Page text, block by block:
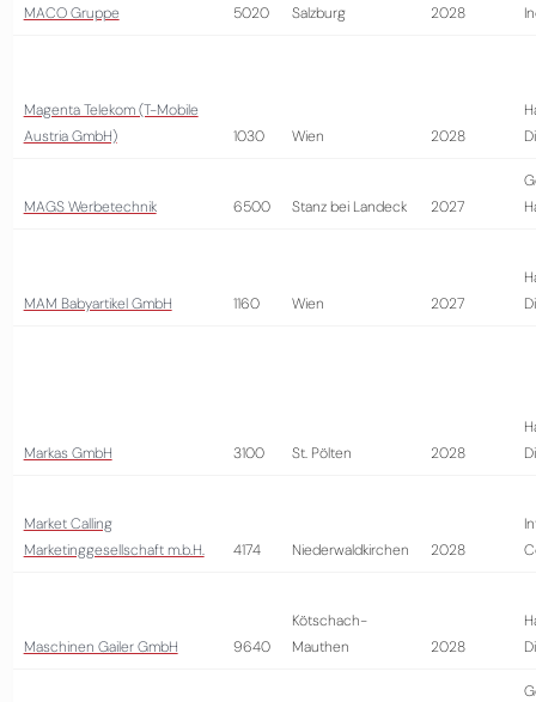
MACO Gruppe 5020 Salzburg 2028
Magenta Telekom (T-Mobile
Austria GmbH)
1030 Wien 2028
MAGS Werbetechnik 6500 Stanz bei Landeck 2027
MAM Babyartikel GmbH 1160 Wien 2027
Markas GmbH 3100 St. Pölten 2028
Market Calling
Marketinggesellschaft m.b.H.
4174 Niederwaldkirchen 2028
Maschinen Gailer GmbH 9640
Kötschach-
Mauthen
2028